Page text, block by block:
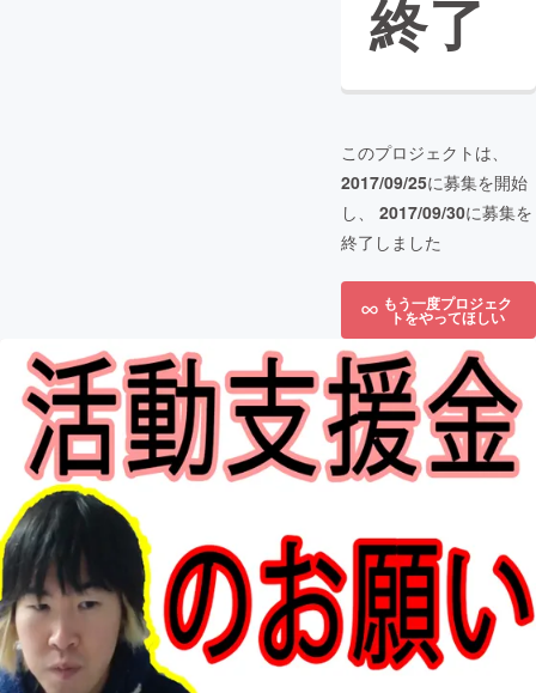
終了
このプロジェクトは、
2017/09/25に募集を開始
し、 2017/09/30に募集を
終了しました
もう一度プロジェク
トをやってほしい